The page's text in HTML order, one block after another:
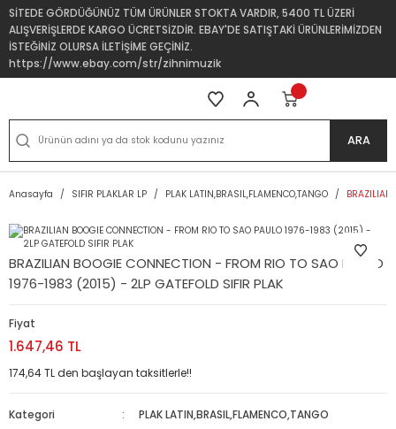
SİTEDE GÖRDÜĞÜNÜZ TÜM ÜRÜNLER STOKTA VARDIR, 5400 TL ÜZERİ
ALIŞVERİŞLERDE KARGO ÜCRETSİZDİR. EBAY'DE SATIŞTAKİ ÜRÜNLERİMİZDEN
İSTEĞİNİZ OLURSA İLETİŞİME GEÇİNİZ.
https://www.ebay.com/str/zihnimuzik
ARA
Anasayfa SIFIR PLAKLAR LP PLAK LATIN,BRASIL,FLAMENCO,TANGO BRAZILIAN
BRAZILIAN BOOGIE CONNECTION - FROM RIO TO SAO PAULO
1976-1983 (2015) - 2LP GATEFOLD SIFIR PLAK
Fiyat
1.647,46 TL
174,64 TL den başlayan taksitlerle!!
Kategori
PLAK LATIN,BRASIL,FLAMENCO,TANGO